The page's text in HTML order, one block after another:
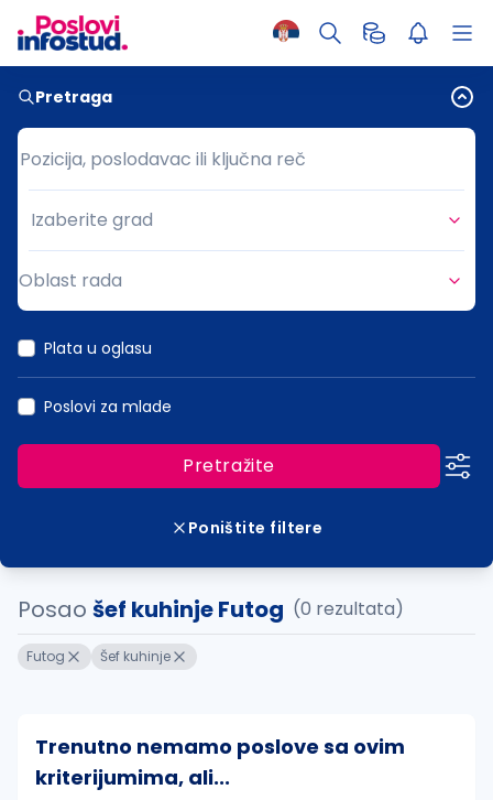
Pretraga
Pozicija, poslodavac ili ključna reč
Pozicija, poslodavac ili ključna reč
Grad
Izaberite grad
Oblast rada
Plata u oglasu
Poslovi za mlade
Pretražite
Poništite filtere
Posao šef kuhinje Futog (0 rezultata)
Futog Šef kuhinje
Trenutno nemamo poslove sa ovim
kriterijumima, ali...